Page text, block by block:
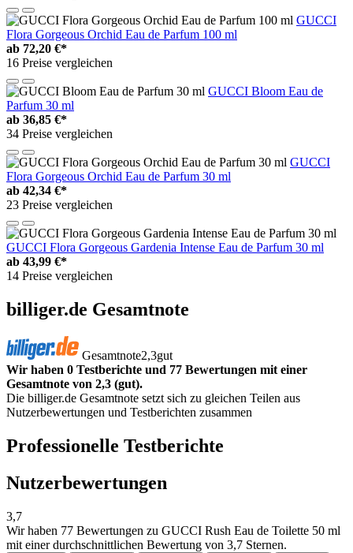
GUCCI
Flora Gorgeous Orchid Eau de Parfum 100 ml
ab 72,20 €*
16 Preise vergleichen
GUCCI Bloom Eau de
Parfum 30 ml
ab 36,85 €*
34 Preise vergleichen
GUCCI
Flora Gorgeous Orchid Eau de Parfum 30 ml
ab 42,34 €*
23 Preise vergleichen
GUCCI Flora Gorgeous Gardenia Intense Eau de Parfum 30 ml
ab 43,99 €*
14 Preise vergleichen
billiger.de Gesamtnote
Gesamtnote2,3gut
Wir haben 0 Testberichte und 77 Bewertungen mit einer
Gesamtnote von 2,3 (gut).
Die billiger.de Gesamtnote setzt sich zu gleichen Teilen aus
Nutzerbewertungen und Testberichten zusammen
Professionelle Testberichte
Nutzerbewertungen
3,7
Wir haben 77 Bewertungen zu GUCCI Rush Eau de Toilette 50 ml
mit einer durchschnittlichen Bewertung von 3,7 Sternen.